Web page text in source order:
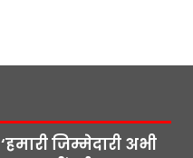
‘हमारी जिम्मेदारी अभी